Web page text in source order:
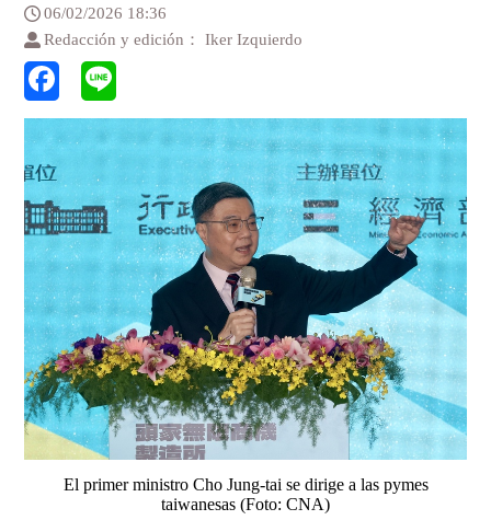
06/02/2026 18:36
Redacción y edición： Iker Izquierdo
El primer ministro Cho Jung-tai se dirige a las pymes
taiwanesas (Foto: CNA)